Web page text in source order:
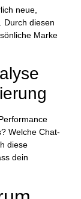
neue,
Durch diesen
Marke
Welche Chat-
diese
dein